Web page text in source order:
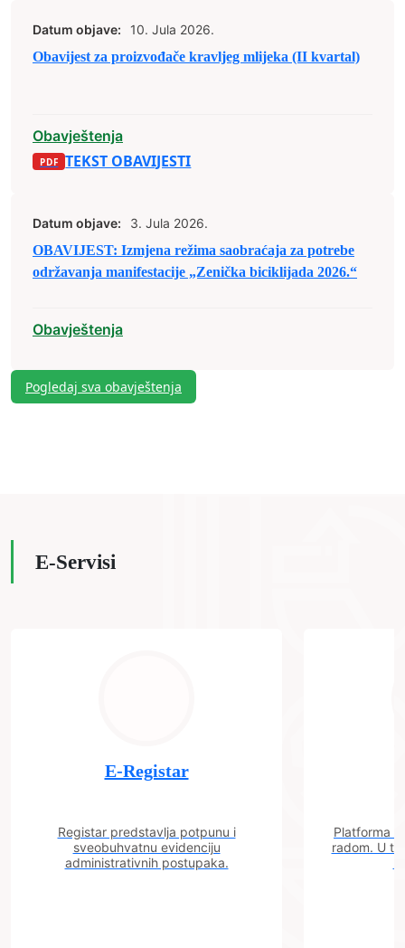
Datum objave:
10. Jula 2026.
Obavijest za proizvođače kravljeg mlijeka (II kvartal)
Obavještenja
TEKST OBAVIJESTI
Datum objave:
3. Jula 2026.
OBAVIJEST: Izmjena režima saobraćaja za potrebe
održavanja manifestacije „Zenička biciklijada 2026.“
Obavještenja
Pogledaj sva obavještenja
E-Servisi
E-Registar
Registar predstavlja potpunu i
sveobuhvatnu evidenciju
administrativnih postupaka.
Platforma
radom. U